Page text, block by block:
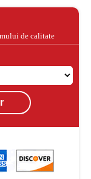
de calitate